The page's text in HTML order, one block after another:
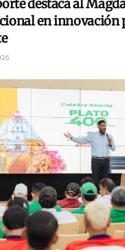
destaca al
en innovación